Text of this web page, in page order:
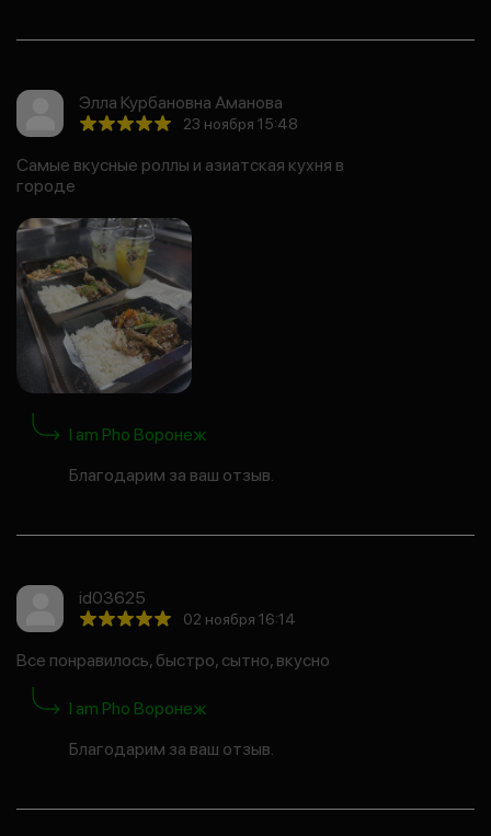
Элла Курбановна Аманова
23 ноября 15:48
Самые вкусные роллы и азиатская кухня в
городе
I am Pho Воронеж
Благодарим за ваш отзыв.
id03625
02 ноября 16:14
Все понравилось, быстро, сытно, вкусно
I am Pho Воронеж
Благодарим за ваш отзыв.